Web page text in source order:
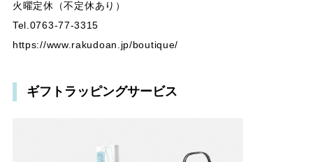
火曜定休（不定休あり）
Tel.0763-77-3315
https://www.rakudoan.jp/boutique/
ギフトラッピングサービス